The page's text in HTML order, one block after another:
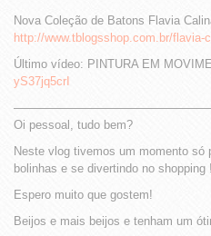
Nova Coleção de Batons Flavia
http://www.tblogsshop.com.br/flavia-
Último vídeo: PINTURA EM
yS37jq5crI
Oi pessoal, tudo bem?
Neste vlog tivemos um momento só
bolinhas e se divertindo no shopping !
Espero muito que gostem!
Beijos e mais beijos e tenham um